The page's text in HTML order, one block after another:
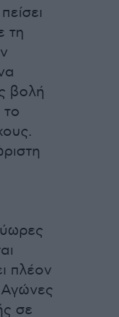
τη
βολή
το
πλέον
Αγώνες
σε